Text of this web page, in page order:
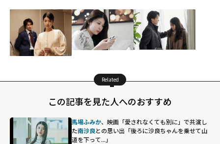
Related
この記事を見た人へのおすすめ
馬場ふみか、映画「愛されなくても別に」で共演し
た南沙良との思い出「後ろに沙良ちゃんを乗せて山
道を下って...」